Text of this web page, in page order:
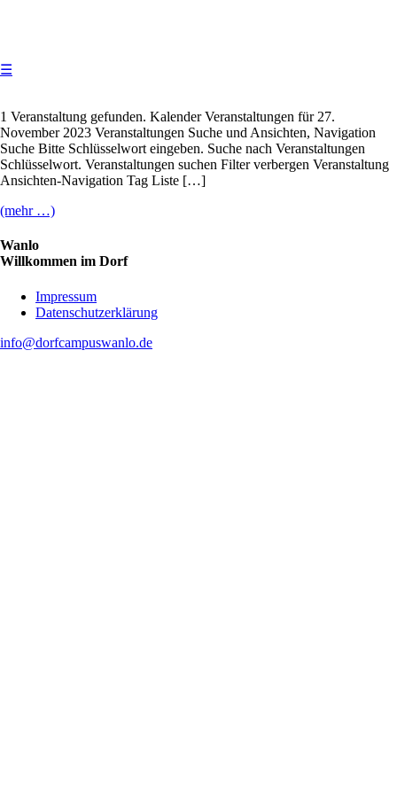
☰
1 Veranstaltung gefunden. Kalender Veranstaltungen für 27.
November 2023 Veranstaltungen Suche und Ansichten, Navigation
Suche Bitte Schlüsselwort eingeben. Suche nach Veranstaltungen
Schlüsselwort. Veranstaltungen suchen Filter verbergen Veranstaltung
Ansichten-Navigation Tag Liste […]
(mehr …)
Wanlo
Willkommen im Dorf
Skip
Impressum
Datenschutzerklärung
info@dorfcampuswanlo.de